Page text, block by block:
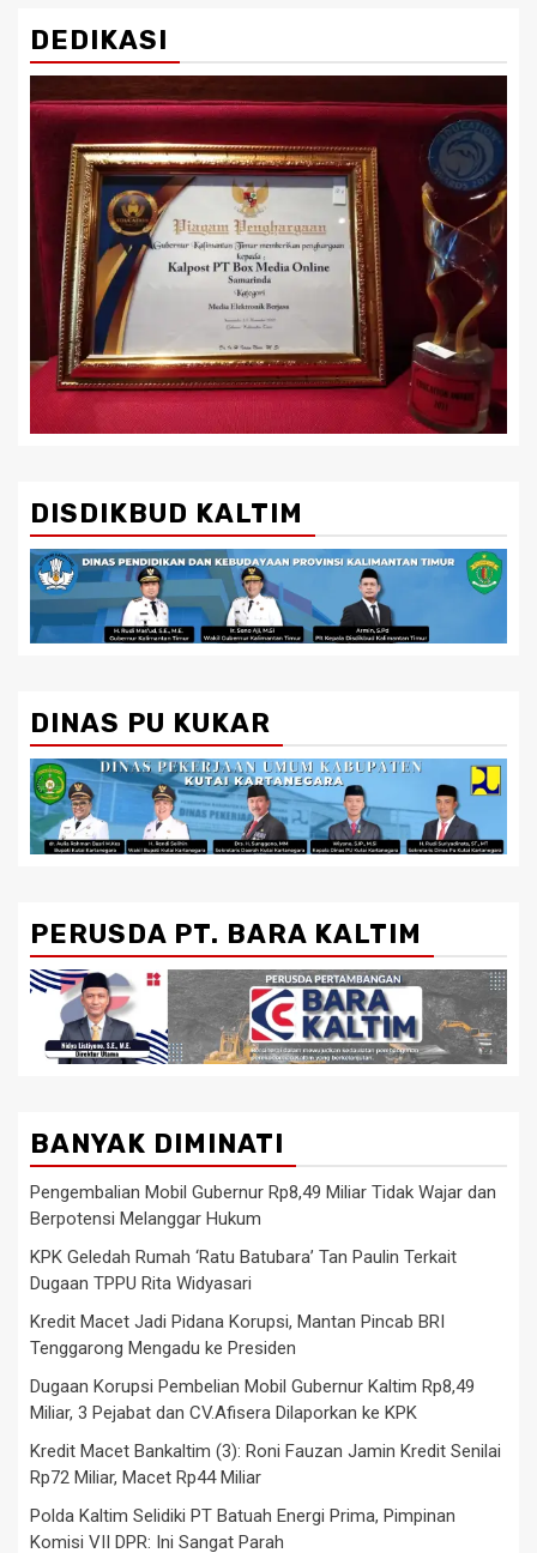
DEDIKASI
DISDIKBUD KALTIM
DINAS PU KUKAR
PERUSDA PT. BARA KALTIM
BANYAK DIMINATI
Pengembalian Mobil Gubernur Rp8,49 Miliar Tidak Wajar dan
Berpotensi Melanggar Hukum
KPK Geledah Rumah ‘Ratu Batubara’ Tan Paulin Terkait
Dugaan TPPU Rita Widyasari
Kredit Macet Jadi Pidana Korupsi, Mantan Pincab BRI
Tenggarong Mengadu ke Presiden
Dugaan Korupsi Pembelian Mobil Gubernur Kaltim Rp8,49
Miliar, 3 Pejabat dan CV.Afisera Dilaporkan ke KPK
Kredit Macet Bankaltim (3): Roni Fauzan Jamin Kredit Senilai
Rp72 Miliar, Macet Rp44 Miliar
Polda Kaltim Selidiki PT Batuah Energi Prima, Pimpinan
Komisi VII DPR: Ini Sangat Parah